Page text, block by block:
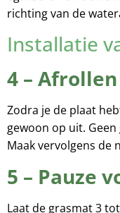
richting van de
Installatie
4 –
Zodra je de plaat
gewoon op uit.
Maak vervolgens de
5 – Pauze
Laat de grasmat 3